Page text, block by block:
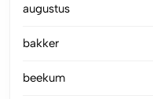
augustus
bakker
beekum